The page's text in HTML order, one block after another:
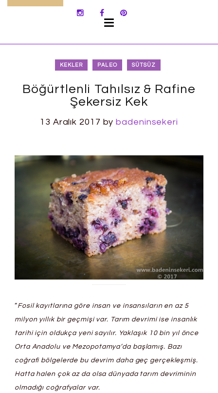
KEKLER PALEO SÜTSÜZ
Böğürtlenli Tahılsız & Rafine
Şekersiz Kek
13 Aralık 2017 bybadeninsekeri
“Fosil kayıtlarına göre insan ve insansıların en az 5
milyon yıllık bir geçmişi var. Tarım devrimi ise insanlık
tarihi için oldukça yeni sayılır. Yaklaşık 10 bin yıl önce
Orta Anadolu ve Mezopotamya’da başlamış. Bazı
coğrafi bölgelerde bu devrim daha geç gerçekleşmiş.
Hatta halen çok az da olsa dünyada tarım devriminin
olmadığı coğrafyalar var.